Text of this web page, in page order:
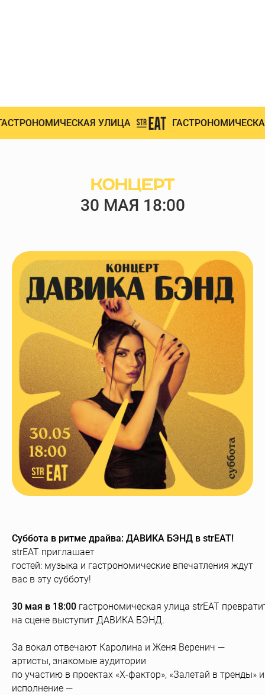
УЛИЦА
КОНЦЕРТ
30 МАЯ 18:00
Суббота в ритме драйва: ДАВИКА БЭНД в strEAT!
strEAT приглашает
гостей: музыка и гастрономические впечатления ждут
вас в эту субботу!
30 мая в 18:00 гастрономическая улица strEAT
на сцене выступит ДАВИКА БЭНД.
За вокал отвечают Каролина и Женя Веренич —
артисты, знакомые аудитории
по участию в проектах «Х‑фактор», «Залетай в
исполнение —